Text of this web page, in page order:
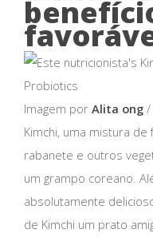
Imagem por Alita ong /
Kimchi, uma mistura
rabanete e outros
um grampo coreano.
absolutamente
de Kimchi um prato